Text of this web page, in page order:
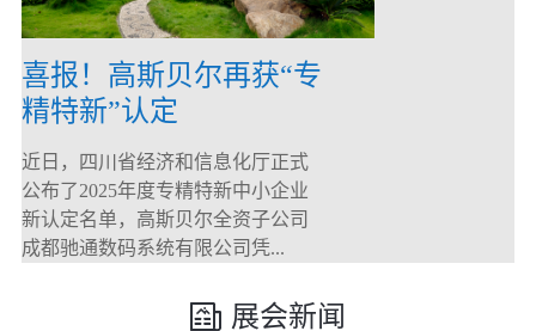
喜报！高斯贝尔再获“专
精特新”认定
近日，四川省经济和信息化厅正式
公布了2025年度专精特新中小企业
新认定名单，高斯贝尔全资子公司
成都驰通数码系统有限公司凭...
展会新闻